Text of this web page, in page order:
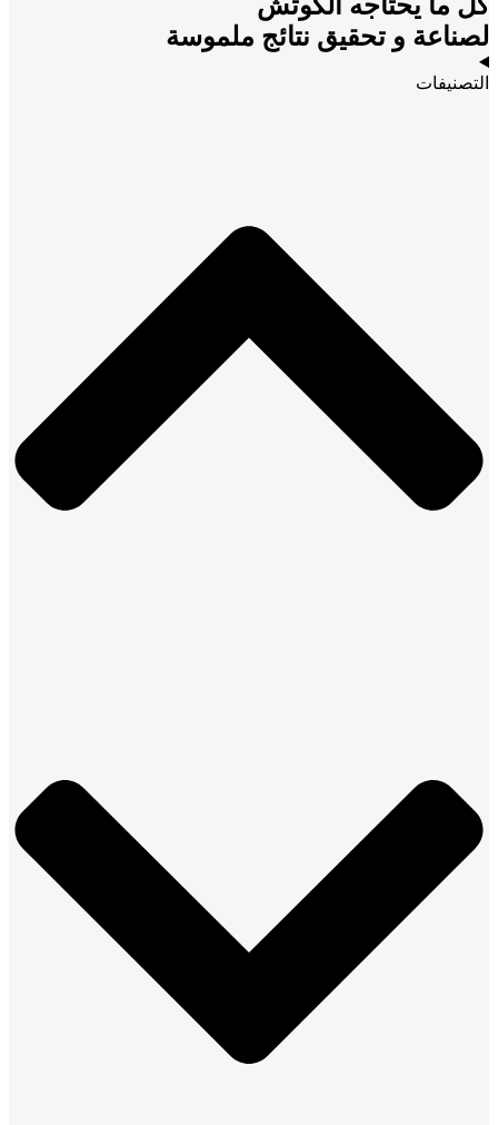
لصناعة و تحقيق نتائج ملموسة
التصنيفات